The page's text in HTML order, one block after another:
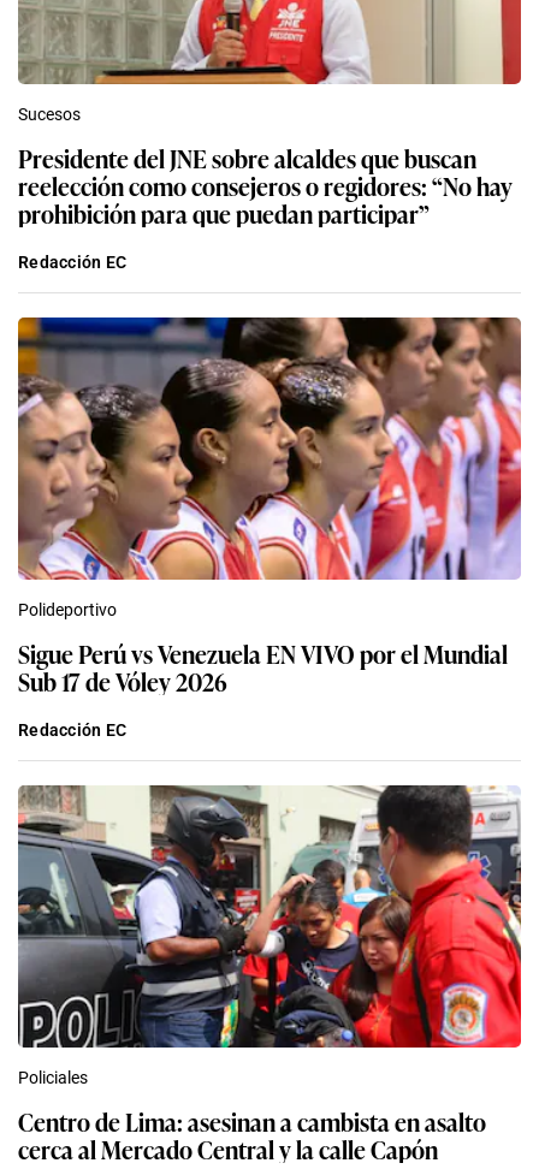
Sucesos
Presidente del JNE sobre alcaldes que buscan
reelección como consejeros o regidores: “No hay
prohibición para que puedan participar”
Redacción EC
Polideportivo
Sigue Perú vs Venezuela EN VIVO por el Mundial
Sub 17 de Vóley 2026
Redacción EC
Policiales
Centro de Lima: asesinan a cambista en asalto
cerca al Mercado Central y la calle Capón